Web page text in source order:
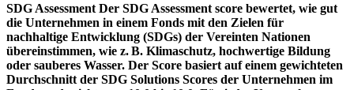
SDG Assessment Der SDG Assessment score bewertet, wie gut
die Unternehmen in einem Fonds mit den Zielen für
nachhaltige Entwicklung (SDGs) der Vereinten Nationen
übereinstimmen, wie z. B. Klimaschutz, hochwertige Bildung
oder sauberes Wasser. Der Score basiert auf einem gewichteten
Durchschnitt der SDG Solutions Scores der Unternehmen im